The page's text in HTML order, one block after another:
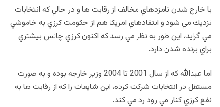
با خارج شدن نامزدهاي مخالف از رقابت ها و در حالي كه انتخابات
نزديك مي شود و انتقادهاي امريكا هم از حكومت كرزي به خاموشي
مي گرايد، اين طور به نظر مي رسد كه اكنون كرزي چانس بيشتري
براي برنده شدن دارد.
اما عبدالله كه از سال 2001 تا 2004 وزير خارجه بوده و به صورت
مستقل در انتخابات شركت كرده، اين شايعات را كه از رقابت ها به
نفع كرزي كنار مي رود رد مي كند.